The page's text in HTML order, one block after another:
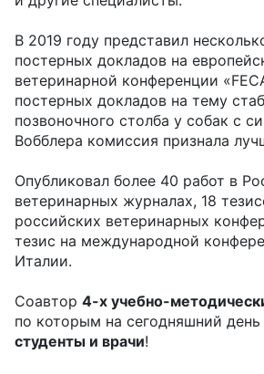
В 2019 году представил
постерных докладов на
ветеринарной конференции
постерных докладов на тему
позвоночного столба у собак с
Вобблера комиссия признала
Опубликовал более 40 работ в
ветеринарных журналах, 18
российских ветеринарных
тезис на международной
Италии.
Соавтор 4-х учебно-
по которым на сегодняшний день
студенты и врачи!